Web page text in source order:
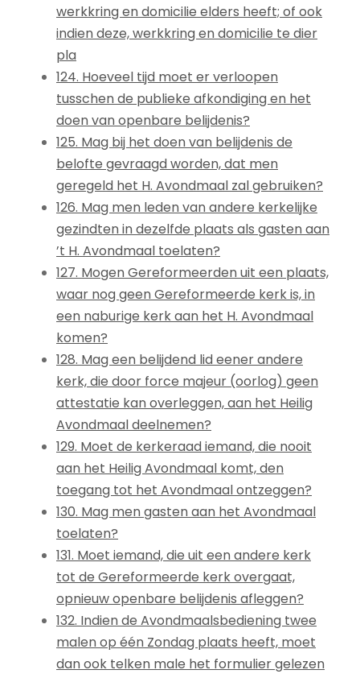
werkkring en domicilie elders heeft; of ook
indien deze, werkkring en domicilie te dier
pla
124. Hoeveel tijd moet er verloopen
tusschen de publieke afkondiging en het
doen van openbare belijdenis?
125. Mag bij het doen van belijdenis de
belofte gevraagd worden, dat men
geregeld het H. Avondmaal zal gebruiken?
126. Mag men leden van andere kerkelijke
gezindten in dezelfde plaats als gasten aan
’t H. Avondmaal toelaten?
127. Mogen Gereformeerden uit een plaats,
waar nog geen Gereformeerde kerk is, in
een naburige kerk aan het H. Avondmaal
komen?
128. Mag een belijdend lid eener andere
kerk, die door force majeur (oorlog) geen
attestatie kan overleggen, aan het Heilig
Avondmaal deelnemen?
129. Moet de kerkeraad iemand, die nooit
aan het Heilig Avondmaal komt, den
toegang tot het Avondmaal ontzeggen?
130. Mag men gasten aan het Avondmaal
toelaten?
131. Moet iemand, die uit een andere kerk
tot de Gereformeerde kerk overgaat,
opnieuw openbare belijdenis afleggen?
132. Indien de Avondmaalsbediening twee
malen op één Zondag plaats heeft, moet
dan ook telken male het formulier gelezen